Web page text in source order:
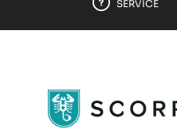
SERVICE